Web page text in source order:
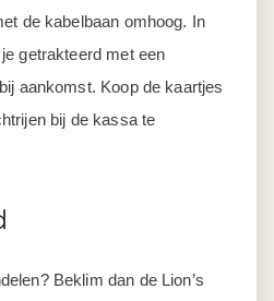
de kabelbaan omhoog. In
getrakteerd met een
aankomst. Koop de kaartjes
bij de kassa te
Beklim dan de Lion’s